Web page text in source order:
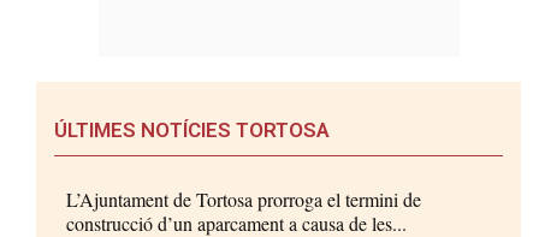
ÚLTIMES NOTÍCIES TORTOSA
L’Ajuntament de Tortosa prorroga el termini de
construcció d’un aparcament a causa de les...